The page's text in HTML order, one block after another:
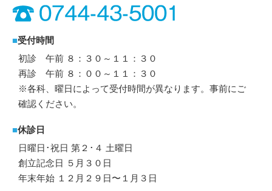
■受付時間
初診 午前 ８：３０～１１：３０
再診 午前 ８：００～１１：３０
※各科、曜日によって受付時間が異なります。事前にご
確認ください。
■休診日
日曜日･祝日 第２･４ 土曜日
創立記念日 ５月３０日
年末年始 １２月２９日〜１月３日